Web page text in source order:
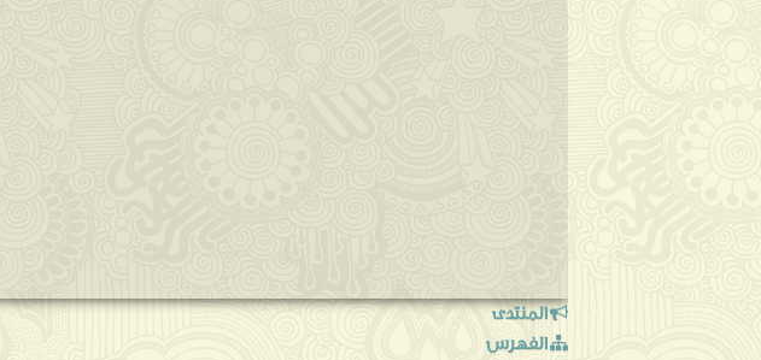
المنتدى
الفهرس